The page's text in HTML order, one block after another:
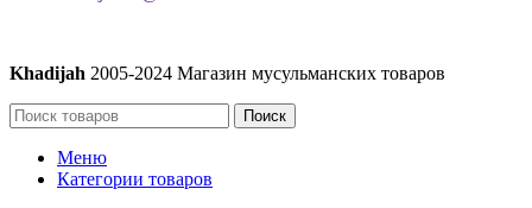
Khadijah 2005-2024 Магазин мусульманских товаров
Поиск
Меню
Категории товаров